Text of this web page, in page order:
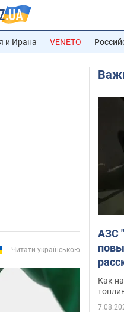
и Ирана VENETO
Читати українською
АЗС
Как